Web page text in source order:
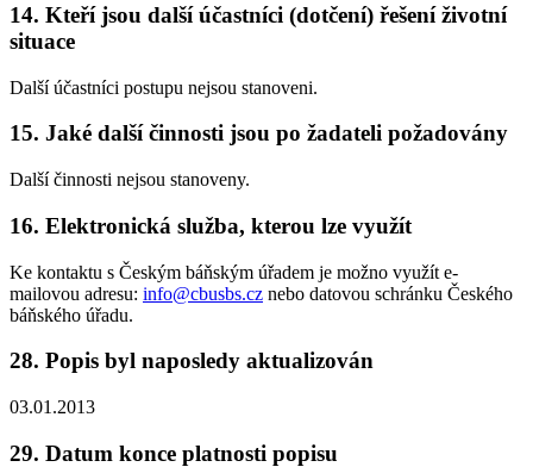
14. Kteří jsou další účastníci (dotčení) řešení životní
situace
Další účastníci postupu nejsou stanoveni.
15. Jaké další činnosti jsou po žadateli požadovány
Další činnosti nejsou stanoveny.
16. Elektronická služba, kterou lze využít
Ke kontaktu s Českým báňským úřadem je možno využít e-
mailovou adresu: info@cbusbs.cz nebo datovou schránku Českého
báňského úřadu.
28. Popis byl naposledy aktualizován
03.01.2013
29. Datum konce platnosti popisu